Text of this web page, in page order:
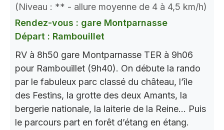
(Niveau : ** - allure moyenne de 4 à 4,5 km/h)
Rendez-vous : gare Montparnasse
Départ : Rambouillet
RV à 8h50 gare Montparnasse TER à 9h06
pour Rambouillet (9h40). On débute la rando
par le fabuleux parc classé du château, l’île
des Festins, la grotte des deux Amants, la
bergerie nationale, la laiterie de la Reine… Puis
le parcours part en forêt d’étang en étang.